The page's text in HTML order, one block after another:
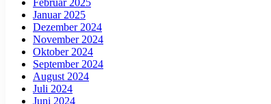
Januar 2025
Dezember 2024
November 2024
Oktober 2024
September 2024
August 2024
Juli 2024
Juni 2024